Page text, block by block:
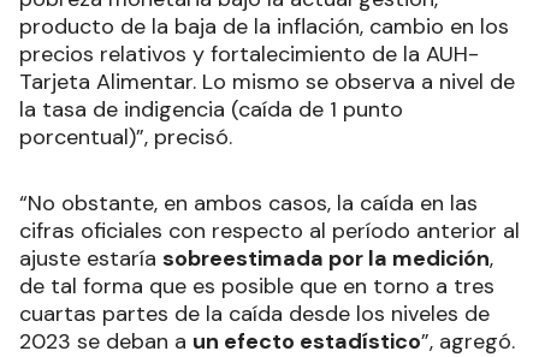
producto de la baja de la inflación, cambio en los
precios relativos y fortalecimiento de la AUH-
Tarjeta Alimentar. Lo mismo se observa a nivel de
la tasa de indigencia (caída de 1 punto
porcentual)”, precisó.
“No obstante, en ambos casos, la caída en las
cifras oficiales con respecto al período anterior al
ajuste estaría sobreestimada por la medición,
de tal forma que es posible que en torno a tres
cuartas partes de la caída desde los niveles de
2023 se deban a un efecto estadístico”, agregó.